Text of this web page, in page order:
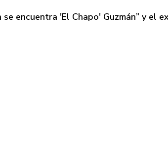
encuentra 'El Chapo' Guzmán” y el